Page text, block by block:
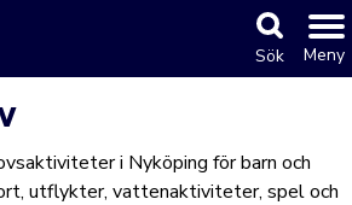
Sök Meny
i Nyköping för barn och
utflykter, vattenaktiviteter, spel och